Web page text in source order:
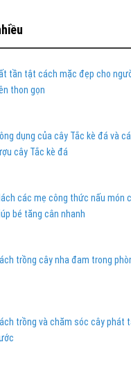
tần tật cách mặc đẹp cho
thon gọn
dụng của cây Tắc kè đá và
cây Tắc kè đá
các mẹ công thức nấu món
bé tăng cân nhanh
trồng cây nha đam trong
trồng và chăm sóc cây phát